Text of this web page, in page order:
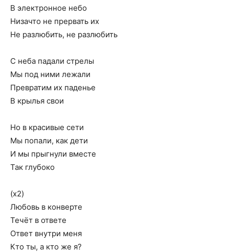
В электронное небо
Низачто не прервать их
Не разлюбить, не разлюбить
С неба падали стрелы
Мы под ними лежали
Превратим их паденье
В крылья свои
Но в красивые сети
Мы попали, как дети
И мы прыгнули вместе
Так глубоко
(х2)
Любовь в конверте
Течёт в ответе
Ответ внутри меня
Кто ты, а кто же я?